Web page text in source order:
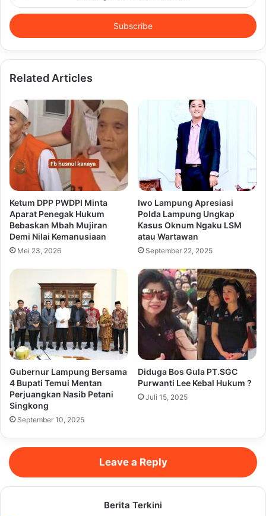
Email
address
Related Articles
Ketum DPP PWDPI Minta
Aparat Penegak Hukum
Bebaskan Mbah Mujiran
Demi Nilai Kemanusiaan
Mei 23, 2026
Iwo Lampung Apresiasi
Polda Lampung Ungkap
Kasus Oknum Ngaku LSM
atau Wartawan
September 22, 2025
Gubernur Lampung Bersama
4 Bupati Temui Mentan
Perjuangkan Nasib Petani
Singkong
September 10, 2025
Diduga Bos Gula PT.SGC
Purwanti Lee Kebal Hukum ?
Juli 15, 2025
Leave a Reply
Berita Terkini